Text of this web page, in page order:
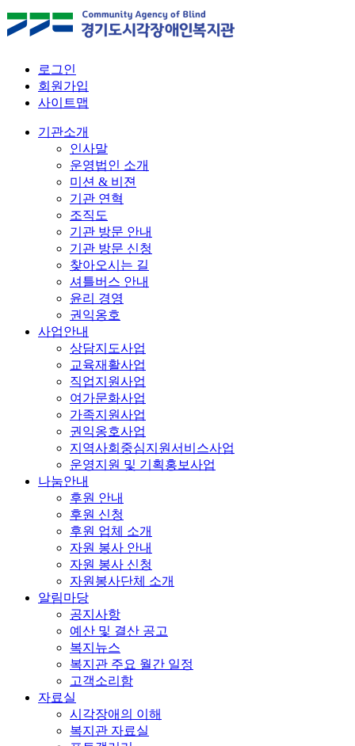
로그인
회원가입
사이트맵
기관소개
인사말
운영법인 소개
미션 & 비젼
기관 연혁
조직도
기관 방문 안내
기관 방문 신청
찾아오시는 길
셔틀버스 안내
윤리 경영
권익옹호
사업안내
상담지도사업
교육재활사업
직업지원사업
여가문화사업
가족지원사업
권익옹호사업
지역사회중심지원서비스사업
운영지원 및 기획홍보사업
나눔안내
후원 안내
후원 신청
후원 업체 소개
자원 봉사 안내
자원 봉사 신청
자원봉사단체 소개
알림마당
공지사항
예산 및 결산 공고
복지뉴스
복지관 주요 월간 일정
고객소리함
자료실
시각장애의 이해
복지관 자료실